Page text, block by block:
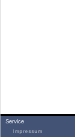
Service
Impressum